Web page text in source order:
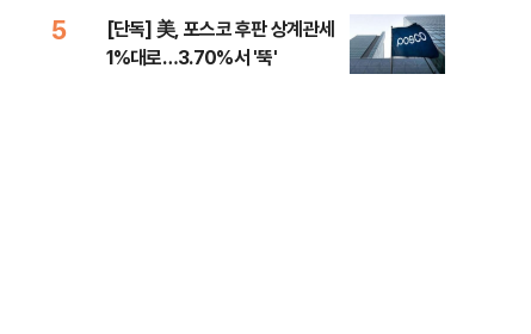
5
[단독] 美, 포스코 후판 상계관세
1%대로…3.70%서 '뚝'